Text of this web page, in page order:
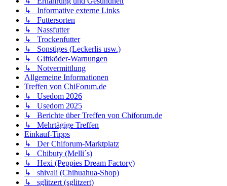
↳ Informative externe Links
↳ Futtersorten
↳ Nassfutter
↳ Trockenfutter
↳ Sonstiges (Leckerlis usw.)
↳ Giftköder-Warnungen
↳ Notvermittlung
Allgemeine Informationen
Treffen von ChiForum.de
↳ Usedom 2026
↳ Usedom 2025
↳ Berichte über Treffen von Chiforum.de
↳ Mehrtägige Treffen
Einkauf-Tipps
↳ Der Chiforum-Marktplatz
↳ Chibuty (Melli´s)
↳ Hexi (Peppies Dream Factory)
↳ shivali (Chihuahua-Shop)
↳ sglitzert (sglitzert)